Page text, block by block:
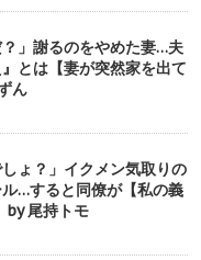
？」謝るのをやめた妻…夫
とは【妻が突然家を出て
ん
しょ？」イクメン気取りの
…すると同僚が【私の義
by 尾持トモ